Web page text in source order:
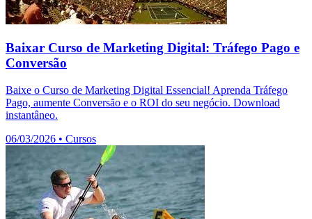
Baixar Curso de Marketing Digital: Tráfego Pago e
Conversão
Baixe o Curso de Marketing Digital Essencial! Aprenda Tráfego
Pago, aumente Conversão e o ROI do seu negócio. Download
instantâneo.
06/03/2026 • Cursos